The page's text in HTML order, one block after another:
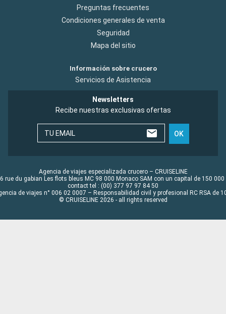
Preguntas frecuentes
Condiciones generales de venta
Seguridad
Mapa del sitio
Información sobre crucero
Servicios de Asistencia
Newsletters
Recibe nuestras exclusivas ofertas
TU EMAIL OK
Agencia de viajes especializada crucero – CRUISELINE
rue du gabian Les flots bleus MC 98 000 Monaco SAM con un capital de 150 000
contact tel : (00) 377 97 97 84 50
de viajes n° 006 02 0007 – Responsabilidad civil y profesional RC RSA de
© CRUISELINE 2026 - all rights reserved